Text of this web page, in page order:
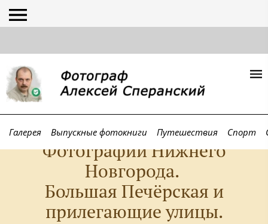
Галерея Выпускные фотокниги Путешествия Спорт
Фотографии Нижнего
Новгорода.
Большая Печёрская и
прилегающие улицы.